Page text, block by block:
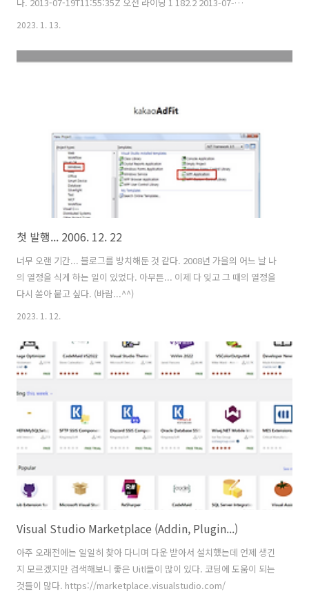
19T11:55:35Z 183.2 2013-07-19T14:42:01Z 183.2 2013-07-
19T14:43:08Z 181.9 2013-07-19T14:43:30Z 182.3 2013-07-
2023. 1. 13.
첫 발행... 2006. 12. 22
너무 오랜 기간... 블로그를 방치해둔 것 같다. 2008년 가을의 어느 날 나
의 열정을 식게 하는 일이 있었다. 아무튼... 이제 다 잊고 그 때의 열정을
다시 쏟아 붙고 싶다. (바람...^^)
2023. 1. 12.
Visual Studio Marketplace (Addin, Plugin...)
아주 오래전에는 일일히 찾아 다니며 다운 받아서 설치했는데 언제 생긴
지 모르겠지만 검색해보니 좋은 Uitl들이 많이 있다. 코딩에 도움이 되는
것들이 많다. https://marketplace.visualstudio.com/